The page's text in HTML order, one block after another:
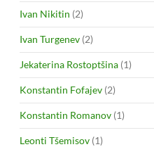
Ivan Nikitin (2)
Ivan Turgenev (2)
Jekaterina Rostoptšina (1)
Konstantin Fofajev (2)
Konstantin Romanov (1)
Leonti Tšemisov (1)